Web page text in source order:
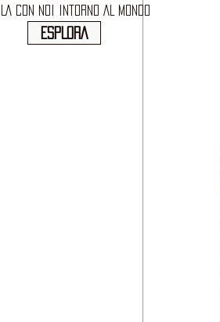
CON NOI INTORNO AL MONDO
ESPLORA